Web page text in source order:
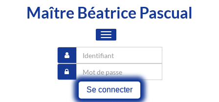
Maître Béatrice Pascual
Toggle
navigation
Se connecter